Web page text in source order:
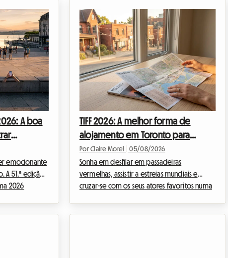
A boa
emocionante
51.ª edição
2026
TIFF 2026: A melhor forma de
alojamento em Toronto para
aproveitar o festival de cinema
sem gastar muito
Por Claire Morel 05/08/2026
Sonha em desfilar em passadeiras
vermelhas, assistir a estreias mundiais e
cruzar-se com os seus atores favoritos numa